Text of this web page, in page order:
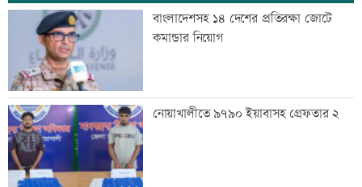
বাংলাদেশসহ ১৪ দেশের প্রতিরক্ষা জোটে
কমান্ডার নিয়োগ
নোয়াখালীতে ৯৭৯০ ইয়াবাসহ গ্রেফতার ২